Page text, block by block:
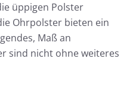
üppigen Polster
Ohrpolster bieten ein
Maß an
sind nicht ohne weiteres